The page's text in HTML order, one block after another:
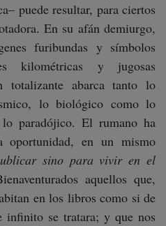
puede resultar, para ciertos
En su afán demiurgo,
furibundas y símbolos
kilométricas y jugosas
totalizante abarca tanto lo
lo biológico como lo
paradójico. El rumano ha
oportunidad, en un mismo
sino para vivir en el
aquellos que,
en los libros como si de
infinito se tratara; y que nos